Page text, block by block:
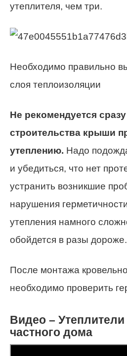
утеплителя, чем три.
Необходимо правильно
слоя теплоизоляции
Не рекомендуется
строительства крыши
утеплению. Надо
и убедиться, что нет
устранить возникшие
нарушения
утепления намного
обойдется в разы дороже.
После монтажа
необходимо проверить
Видео –
частного дома